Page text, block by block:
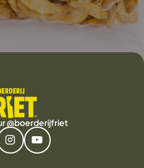
@boerderijfriet